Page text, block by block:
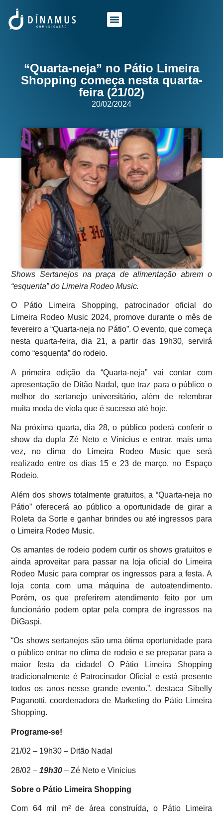
“Quarta-neja” no Pátio Limeira
Shopping começa nesta quarta-
feira (21/02)
20/02/2024
Shows Sertanejos na praça de alimentação abrem o
“esquenta” do Limeira Rodeo Music.
O Pátio Limeira Shopping, patrocinador oficial do
Limeira Rodeo Music 2024, promove durante o mês de
fevereiro a “Quarta-neja no Pátio”. O evento, que começa
nesta quarta-feira, dia 21, a partir das 19h30, servirá
como “esquenta” do rodeio.
A primeira edição da “Quarta-neja” vai contar com
apresentação de Ditão Nadal, que traz para o público o
melhor do sertanejo universitário, além de relembrar
muita moda de viola que é sucesso até hoje.
Na próxima quarta, dia 28, o público poderá conferir o
show da dupla Zé Neto e Vinicius e entrar, mais uma
vez, no clima do Limeira Rodeo Music que será
realizado entre os dias 15 e 23 de março, no Espaço
Rodeio.
Além dos shows totalmente gratuitos, a “Quarta-neja no
Pátio” oferecerá ao público a oportunidade de girar a
Roleta da Sorte e ganhar brindes ou até ingressos para
o Limeira Rodeo Music.
Os amantes de rodeio podem curtir os shows gratuitos e
ainda aproveitar para passar na loja oficial do Limeira
Rodeo Music para comprar os ingressos para a festa. A
loja conta com uma máquina de autoatendimento.
Porém, os que preferirem atendimento feito por um
funcionário podem optar pela compra de ingressos na
DiGaspi.
“Os shows sertanejos são uma ótima oportunidade para
o público entrar no clima de rodeio e se preparar para a
maior festa da cidade! O Pátio Limeira Shopping
tradicionalmente é Patrocinador Oficial e está presente
todos os anos nesse grande evento.”, destaca Sibelly
Paganotti, coordenadora de Marketing do Pátio Limeira
Shopping.
Programe-se!
21/02 – 19h30 – Ditão Nadal
28/02 –19h30 – Zé Neto e Vinicius
Sobre o Pátio Limeira Shopping
Com 64 mil m² de área construída, o Pátio Limeira